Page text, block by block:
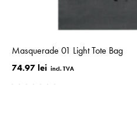
Masquerade 01 Light Tote Bag
74.97 lei